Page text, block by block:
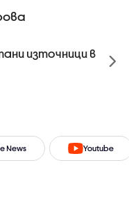
източници в
News Youtube